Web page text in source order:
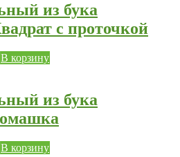
из бука
с проточкой
В корзину
из бука
В корзину